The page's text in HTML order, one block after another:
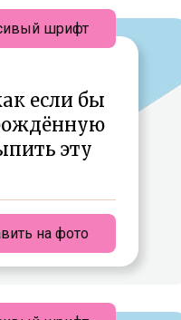
если бы
эту
на фото
шрифт